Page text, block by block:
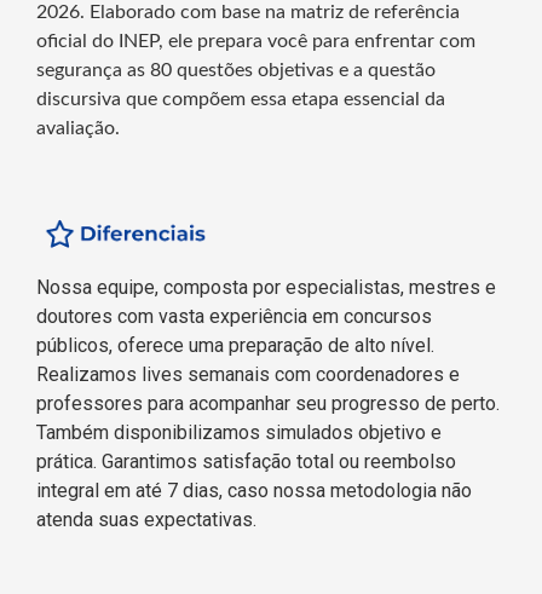
2026. Elaborado com base na matriz de referência
oficial do INEP, ele prepara você para enfrentar com
segurança as 80 questões objetivas e a questão
discursiva que compõem essa etapa essencial da
avaliação.
Nossa equipe, composta por especialistas, mestres e
doutores com vasta experiência em concursos
públicos, oferece uma preparação de alto nível.
Realizamos lives semanais com coordenadores e
professores para acompanhar seu progresso de perto.
Também disponibilizamos simulados objetivo e
prática. Garantimos satisfação total ou reembolso
integral em até 7 dias, caso nossa metodologia não
atenda suas expectativas.